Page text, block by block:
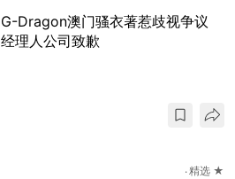
G-Dragon澳门骚衣著惹歧视争议
经理人公司致歉
精选 ★